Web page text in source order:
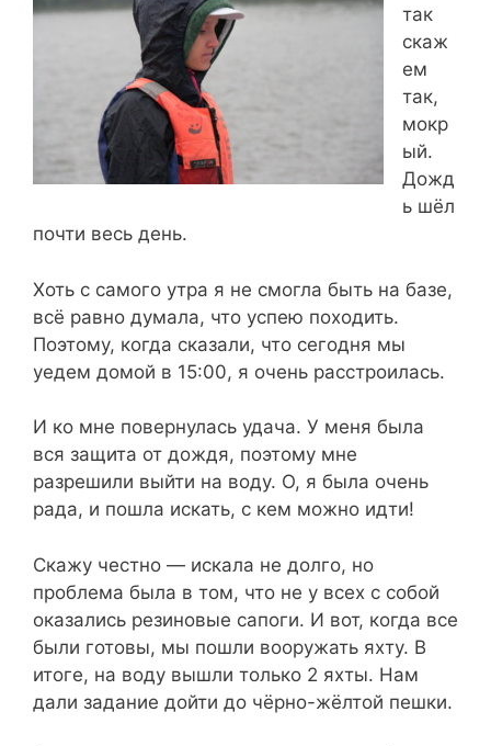
так
скаж
ем
так,
мокр
ый.
Дожд
ь шёл
почти весь день.
Хоть с самого утра я не смогла быть на базе,
всё равно думала, что успею походить.
Поэтому, когда сказали, что сегодня мы
уедем домой в 15:00, я очень расстроилась.
И ко мне повернулась удача. У меня была
вся защита от дождя, поэтому мне
разрешили выйти на воду. О, я была очень
рада, и пошла искать, с кем можно идти!
Скажу честно — искала не долго, но
проблема была в том, что не у всех с собой
оказались резиновые сапоги. И вот, когда все
были готовы, мы пошли вооружать яхту. В
итоге, на воду вышли только 2 яхты. Нам
дали задание дойти до чёрно-жёлтой пешки.